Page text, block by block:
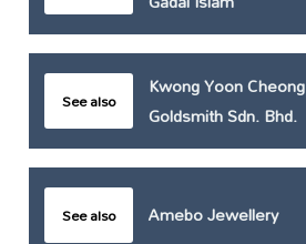
See also
Kwong Yoon Cheong
Goldsmith Sdn. Bhd.
See also Amebo Jewellery